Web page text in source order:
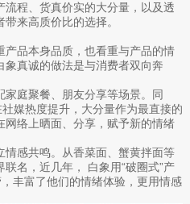
程、货真价实的大分量，以及透
来高质价比的选择。
品本身品质，也看重与产品的情
真诚的做法是与消费者双向奔
庭聚餐、朋友分享等场景。同
媒热度提升，大分量作为最直接的
络上晒面、分享，赋予新的情绪
情感共鸣。从香菜面、蟹黄拌面等
名，近几年， 白象用“破圈式”产
丰富了他们的情绪体验，更用情感